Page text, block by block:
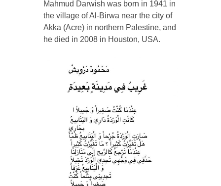
Mahmud Darwish was born in 1941 in
the village of Al-Birwa near the city of
Akka (Acre) in northern Palestine, and
he died in 2008 in Houston, USA.